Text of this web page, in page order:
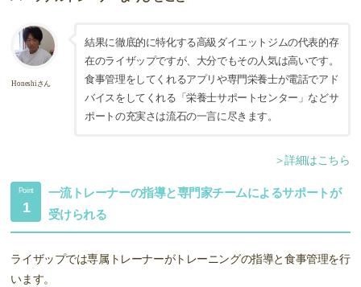
Honeshiさん
結果に徹底的に特化する高級ダイエットジムの代表的存
在のライザップですが、大分でもその人気は高いです。
食事管理をしてくれるアプリや専門栄養士が電話でアド
バイスをしてくれる「栄養士サポートセンター」などサ
ポートの充実さは流石の一言に尽きます。
＞詳細はこちら
Point
1
一流トレーナーの指導と専門家チームによるサポートが
受けられる
ライザップでは専属トレーナーがトレーニングの指導と食事管理を行
います。